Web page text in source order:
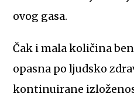
ovog gasa.
Čak i mala količina
opasna po ljudsko
kontinuirane